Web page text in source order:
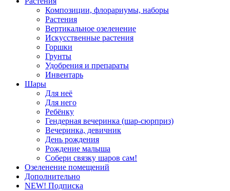
Композиции, флорариумы, наборы
Растения
Вертикальное озеленение
Искусственные растения
Горшки
Грунты
Удобрения и препараты
Инвентарь
Шары
Для неё
Для него
Ребёнку
Гендерная вечеринка (шар-сюрприз)
Вечеринка, девичник
День рождения
Рождение малыша
Собери связку шаров сам!
Озеленение помещений
Дополнительно
NEW! Подписка